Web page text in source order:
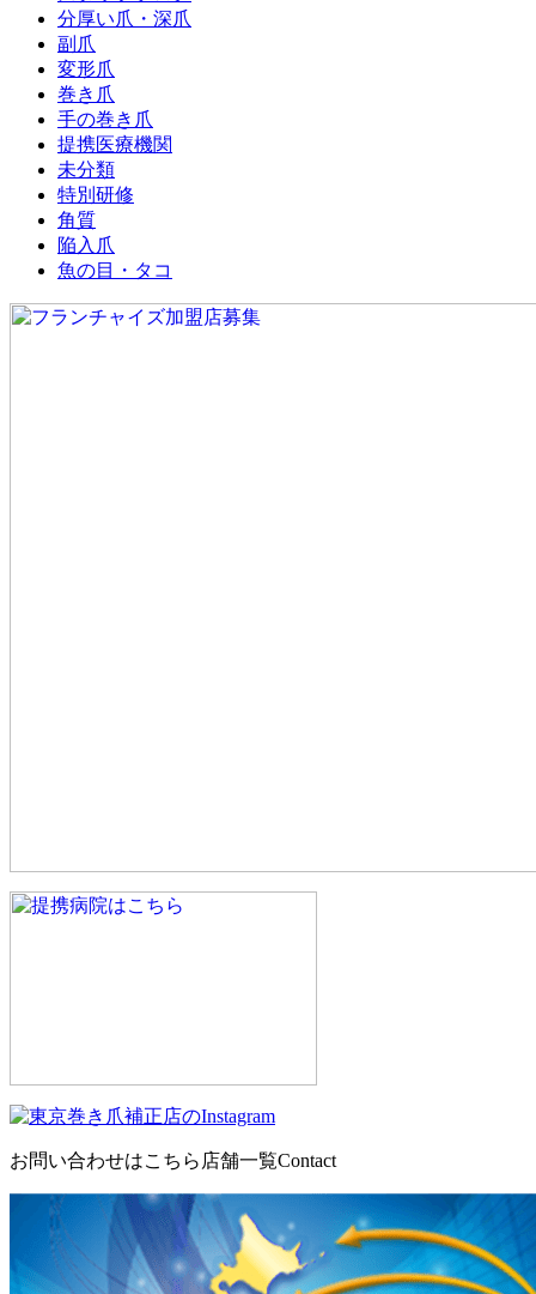
分厚い爪・深爪
副爪
変形爪
巻き爪
手の巻き爪
提携医療機関
未分類
特別研修
角質
陥入爪
魚の目・タコ
お問い合わせはこちら 店舗一覧Contact